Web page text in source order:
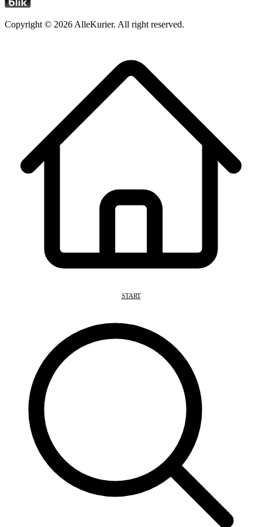
Copyright © 2026 AlleKurier. All right reserved.
START